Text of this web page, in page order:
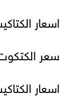
اسعار
سعر
اسعار